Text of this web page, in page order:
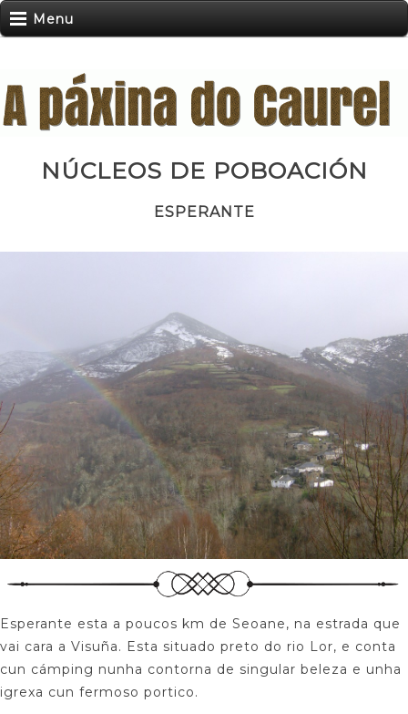
Menu
NÚCLEOS DE POBOACIÓN
ESPERANTE
Esperante esta a poucos km de Seoane, na estrada que
vai cara a Visuña. Esta situado preto do rio Lor, e conta
cun cámping nunha contorna de singular beleza e unha
igrexa cun fermoso portico.